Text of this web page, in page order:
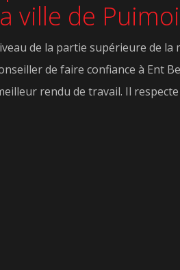
ville de
de la partie supérieure de
de faire confiance à Ent
rendu de travail. Il